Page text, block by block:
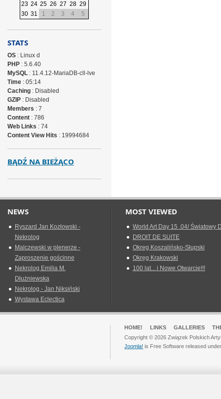
23 24 25 26 27 28 29
30 31 1 2 3 4 5
STATS
OS: Linux d
PHP: 5.6.40
MySQL: 11.4.12-MariaDB-cll-lve
Time: 05:14
Caching: Disabled
GZIP: Disabled
Members : 7
Content: 786
Web Links : 74
Content View Hits : 19994684
BĄDŹ NA BIEŻĄCO
NEWS
Ryszard Jan Kozłowski -
Nekrolog
Malczewski w plenerze -
Zaproszenie gościnne
Nekrolog Emilia M.
Dłużniewska
Nekrolog - Jan Niksiński
Wystawa Eclectica
MOST VIEWED
World Art Day 15 .04/ Światowy
DROIT DE SUITE
Okreg Koszalińsko-Słupski
Okręg Krakowski
100 lat... i Nowe Otwarcie!!!
HOME! LINKS GALLERIES
Copyright © 2026 Związek Polskich
Joomla! is Free Software released